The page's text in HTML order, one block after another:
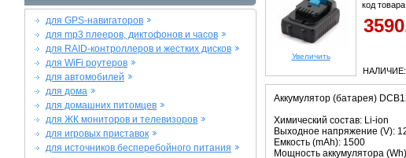
для GPS-навигаторов
для mp3 плееров, диктофонов и часов
для RAID-контроллеров и жестких дисков
для WiFi роутеров
для автомобилей
для дома
для домашних питомцев
для ЖК мониторов и телевизоров
для игровых приставок
для источников бесперебойного питания
Увеличить
код
НАЛИЧИЕ:
Аккумулятор (батарея)
Химический состав: Li-ion
Выходное напряжение (V):
Емкость (mAh): 1500
Мощность аккумулятора